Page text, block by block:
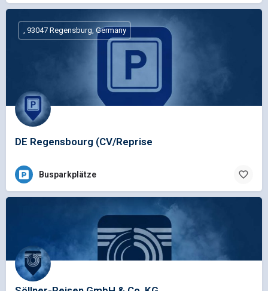
DE Regensbourg (CV/Reprise
, 93047 Regensburg, Germany
Busparkplätze